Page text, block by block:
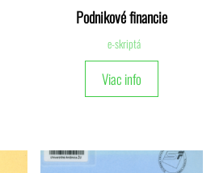
Podnikové financie
e-skriptá
Viac info